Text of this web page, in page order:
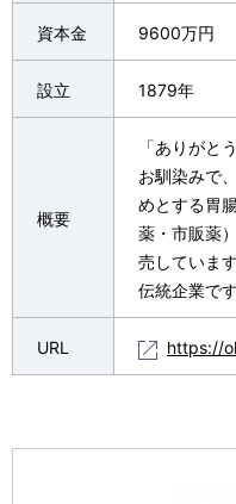
資本金 9600万円
設立 1879年
概要
「ありがと
お馴染みで
めとする胃
薬・市販薬
売していま
伝統企業です
URL https://